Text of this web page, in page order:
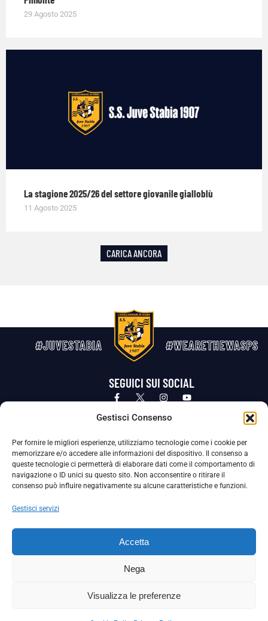
Gestisci Consenso
Per fornire le migliori esperienze, utilizziamo tecnologie come i cookie per
memorizzare e/o accedere alle informazioni del dispositivo. Il consenso a
queste tecnologie ci permetterà di elaborare dati come il comportamento di
navigazione o ID unici su questo sito. Non acconsentire o ritirare il
consenso può influire negativamente su alcune caratteristiche e funzioni.
Gestisci servizi
Accetta
Nega
Visualizza le preferenze
29 Agosto 2025
La stagione 2025/26 del settore giovanile gialloblù
11 Agosto 2025
CARICA ANCORA
#JUVESTABIA #WEARETHEWASPS
SEGUICI SUI SOCIAL
Privacy Policy Cookie Policy
La Società ha nominato il Responsabile della Protezione dei Dati Personali (DPO), figura specializzata che vigila sulle modalità
adottate dalla nostra Società per tutelare i Suoi dati personali.
Per contattare il DPO può scrivere a
La Società ha inoltre adottato un proprio Codice Etico, consultabile al seguente link:
Scarica il Codice Etico